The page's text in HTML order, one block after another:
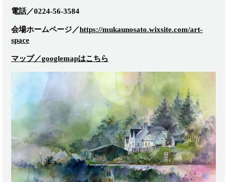
電話／0224-56-3584
会場ホームページ／https://mukaunosato.wixsite.com/art-
space
マップ／googlemapはこちら